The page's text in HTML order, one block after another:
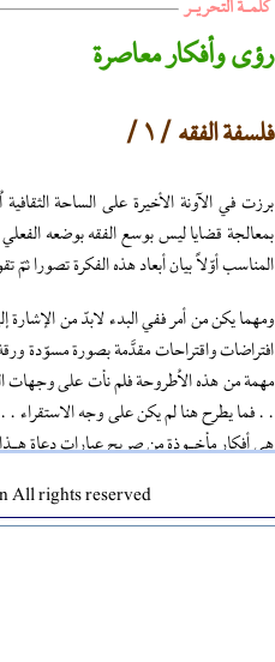
كلمـة التحريـر
رؤى وأفكار معاصرة
فلسفة الفقه / 1 /
برزت في الآونة الأخيرة على الساحة
بمعالجة قضايا ليس بوسع الفقه بوضعه
المناسب أوّلاً بيان أبعاد هذه الفكرة تصورا
ومهما يكن من أمر ففي البدء لابدّ من
افتراضات واقتراحات مقدَّمة بصورة مسوّدة
مهمة من هذه الاُطروحة فلم نأت على وجهات
. . فما يطرح هنا لم يكن على وجه الاستقراء . .
هي أفكار مأخـوذة من صريح عبارات دعاة
فقه أهل البيت (عليهم ‏السلام)
All rights reserved